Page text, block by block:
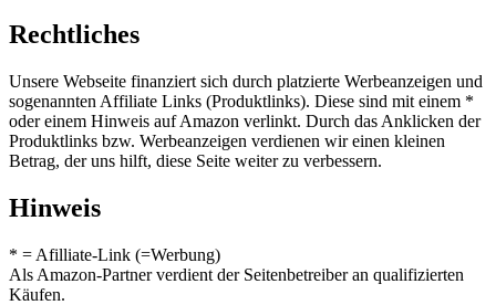
Rechtliches
Unsere Webseite finanziert sich durch platzierte Werbeanzeigen und
sogenannten Affiliate Links (Produktlinks). Diese sind mit einem *
oder einem Hinweis auf Amazon verlinkt. Durch das Anklicken der
Produktlinks bzw. Werbeanzeigen verdienen wir einen kleinen
Betrag, der uns hilft, diese Seite weiter zu verbessern.
Hinweis
* = Afilliate-Link (=Werbung)
Als Amazon-Partner verdient der Seitenbetreiber an qualifizierten
Käufen.